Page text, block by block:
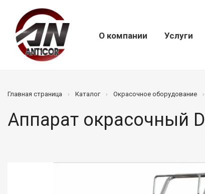
О компании Услуги
Главная страница Каталог Окрасочное оборудование
Аппарат окрасочный